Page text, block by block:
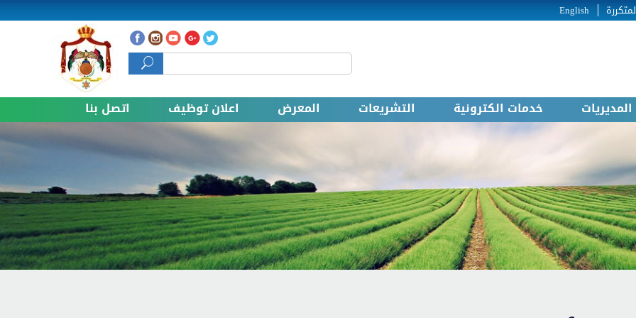
English
استمارة البحث
المديريات خدمات الكترونية التشريعات المعرض اعلان توظيف اتصل بنا